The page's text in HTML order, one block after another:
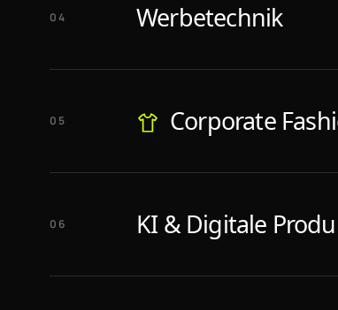
04 Werbetechnik
05 Corporate
06 KI & Digitale